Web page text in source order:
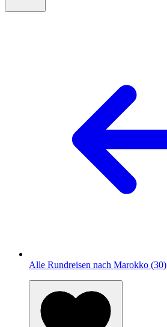
Alle Rundreisen nach Marokko (30)